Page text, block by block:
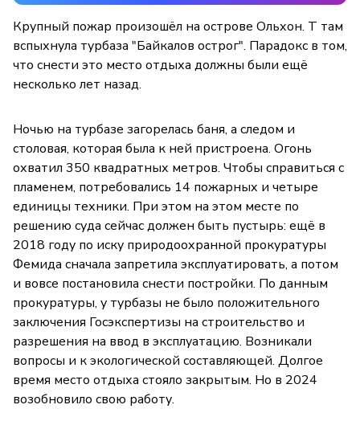
Крупный пожар произошёл на острове Ольхон. Т там
вспыхнула турбаза "Байкалов острог". Парадокс в том,
что снести это место отдыха должны были ещё
несколько лет назад.
Ночью на турбазе загорелась баня, а следом и
столовая, которая была к ней пристроена. Огонь
охватил 350 квадратных метров. Чтобы справиться с
пламенем, потребовались 14 пожарных и четыре
единицы техники. При этом на этом месте по
решению суда сейчас должен быть пустырь: ещё в
2018 году по иску природоохранной прокуратуры
Фемида сначала запретила эксплуатировать, а потом
и вовсе постановила снести постройки. По данным
прокуратуры, у турбазы не было положительного
заключения Госэкспертизы на строительство и
разрешения на ввод в эксплуатацию. Возникали
вопросы и к экологической составляющей. Долгое
время место отдыха стояло закрытым. Но в 2024
возобновило свою работу.